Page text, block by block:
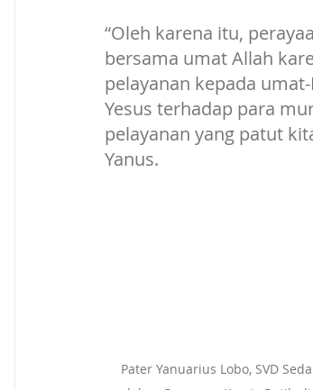
“Oleh karena itu,
bersama umat Allah
pelayanan kepada
Yesus terhadap para
pelayanan yang patut
Yanus.
Pater Yanuarius Lobo, SVD